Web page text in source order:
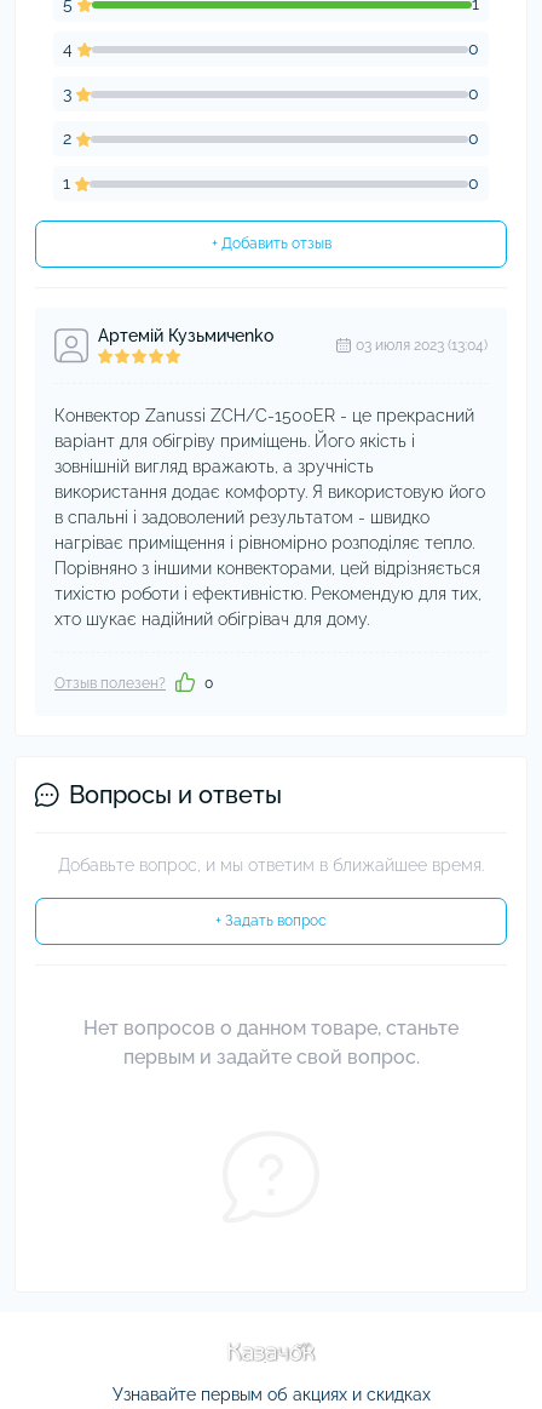
4 0
3 0
2 0
1 0
+ Добавить отзыв
Артемій Кузьмичenko 03 июля 2023 (13:04)
Конвектор Zanussi ZCH/C-1500ER - це прекрасний
варіант для обігріву приміщень. Його якість і
зовнішній вигляд вражають, а зручність
використання додає комфорту. Я використовую його
в спальні і задоволений результатом - швидко
нагріває приміщення і рівномірно розподіляє тепло.
Порівняно з іншими конвекторами, цей відрізняється
тихістю роботи і ефективністю. Рекомендую для тих,
хто шукає надійний обігрівач для дому.
Отзыв полезен? 0
Вопросы и ответы
Добавьте вопрос, и мы ответим в ближайшее время.
+ Задать вопрос
Нет вопросов о данном товаре, станьте
первым и задайте свой вопрос.
Узнавайте первым об акциях и скидках